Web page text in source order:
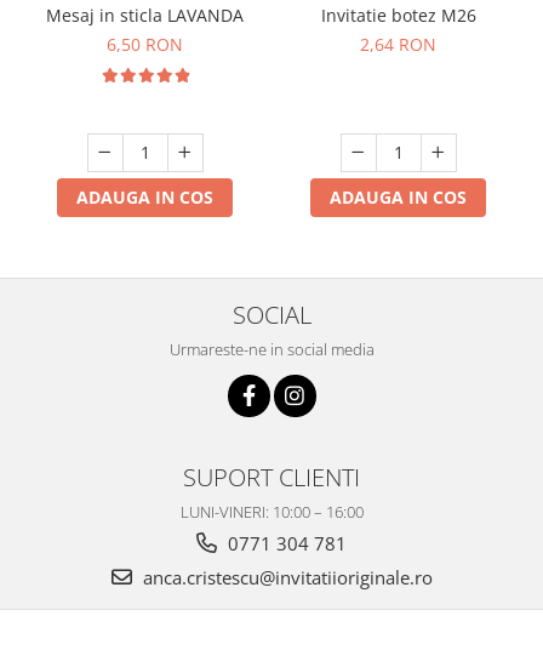
Mesaj in sticla LAVANDA
6,50 RON
ADAUGA IN COS
Invitatie botez M26
2,64 RON
ADAUGA IN COS
SOCIAL
Urmareste-ne in social media
SUPORT CLIENTI
LUNI-VINERI: 10:00 – 16:00
0771 304 781
anca.cristescu@invitatiioriginale.ro